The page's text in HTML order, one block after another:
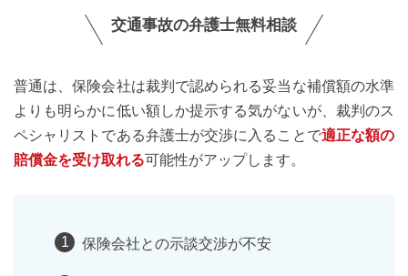
交通事故の弁護士無料相談
普通は、保険会社は裁判で認められる妥当な補償額の水準
よりも明らかに低い額しか提示する気がないが、裁判のス
ペシャリストである弁護士が交渉に入ることで適正な額の
賠償金を受け取れる可能性がアップします。
保険会社との示談交渉が不安